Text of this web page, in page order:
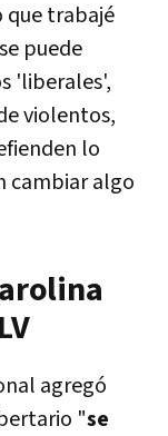
que trabajé
puede
'liberales',
violentos,
lo
cambiar algo
agregó
"se